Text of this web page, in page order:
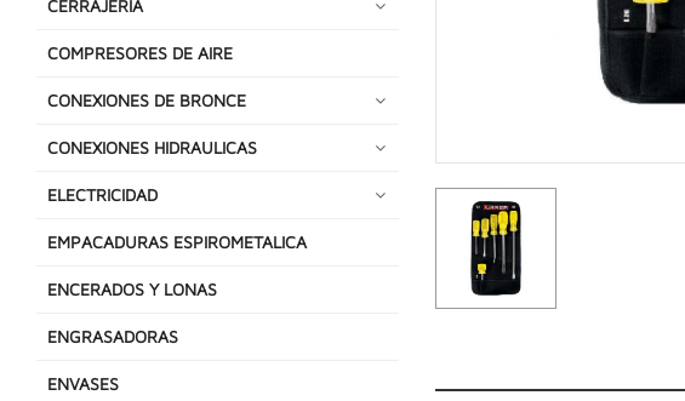
CERRAJERIA
COMPRESORES DE AIRE
CONEXIONES DE BRONCE
CONEXIONES HIDRAULICAS
ELECTRICIDAD
EMPACADURAS ESPIROMETALICA
ENCERADOS Y LONAS
ENGRASADORAS
ENVASES